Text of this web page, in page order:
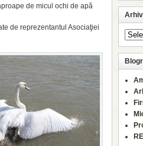
de micul ochi de apă
de reprezentantul Asociaţiei